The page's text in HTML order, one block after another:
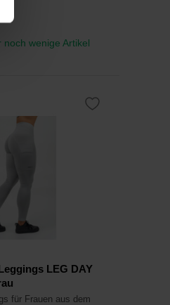
noch wenige Artikel
LEG DAY
für Frauen aus dem